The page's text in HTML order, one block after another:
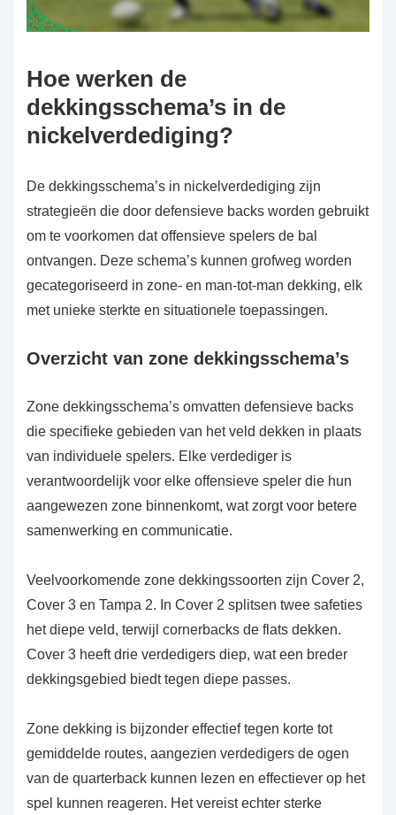
Hoe werken de
dekkingsschema’s in de
nickelverdediging?
De dekkingsschema’s in nickelverdediging zijn
strategieën die door defensieve backs worden gebruikt
om te voorkomen dat offensieve spelers de bal
ontvangen. Deze schema’s kunnen grofweg worden
gecategoriseerd in zone- en man-tot-man dekking, elk
met unieke sterkte en situationele toepassingen.
Overzicht van zone dekkingsschema’s
Zone dekkingsschema’s omvatten defensieve backs
die specifieke gebieden van het veld dekken in plaats
van individuele spelers. Elke verdediger is
verantwoordelijk voor elke offensieve speler die hun
aangewezen zone binnenkomt, wat zorgt voor betere
samenwerking en communicatie.
Veelvoorkomende zone dekkingssoorten zijn Cover 2,
Cover 3 en Tampa 2. In Cover 2 splitsen twee safeties
het diepe veld, terwijl cornerbacks de flats dekken.
Cover 3 heeft drie verdedigers diep, wat een breder
dekkingsgebied biedt tegen diepe passes.
Zone dekking is bijzonder effectief tegen korte tot
gemiddelde routes, aangezien verdedigers de ogen
van de quarterback kunnen lezen en effectiever op het
spel kunnen reageren. Het vereist echter sterke